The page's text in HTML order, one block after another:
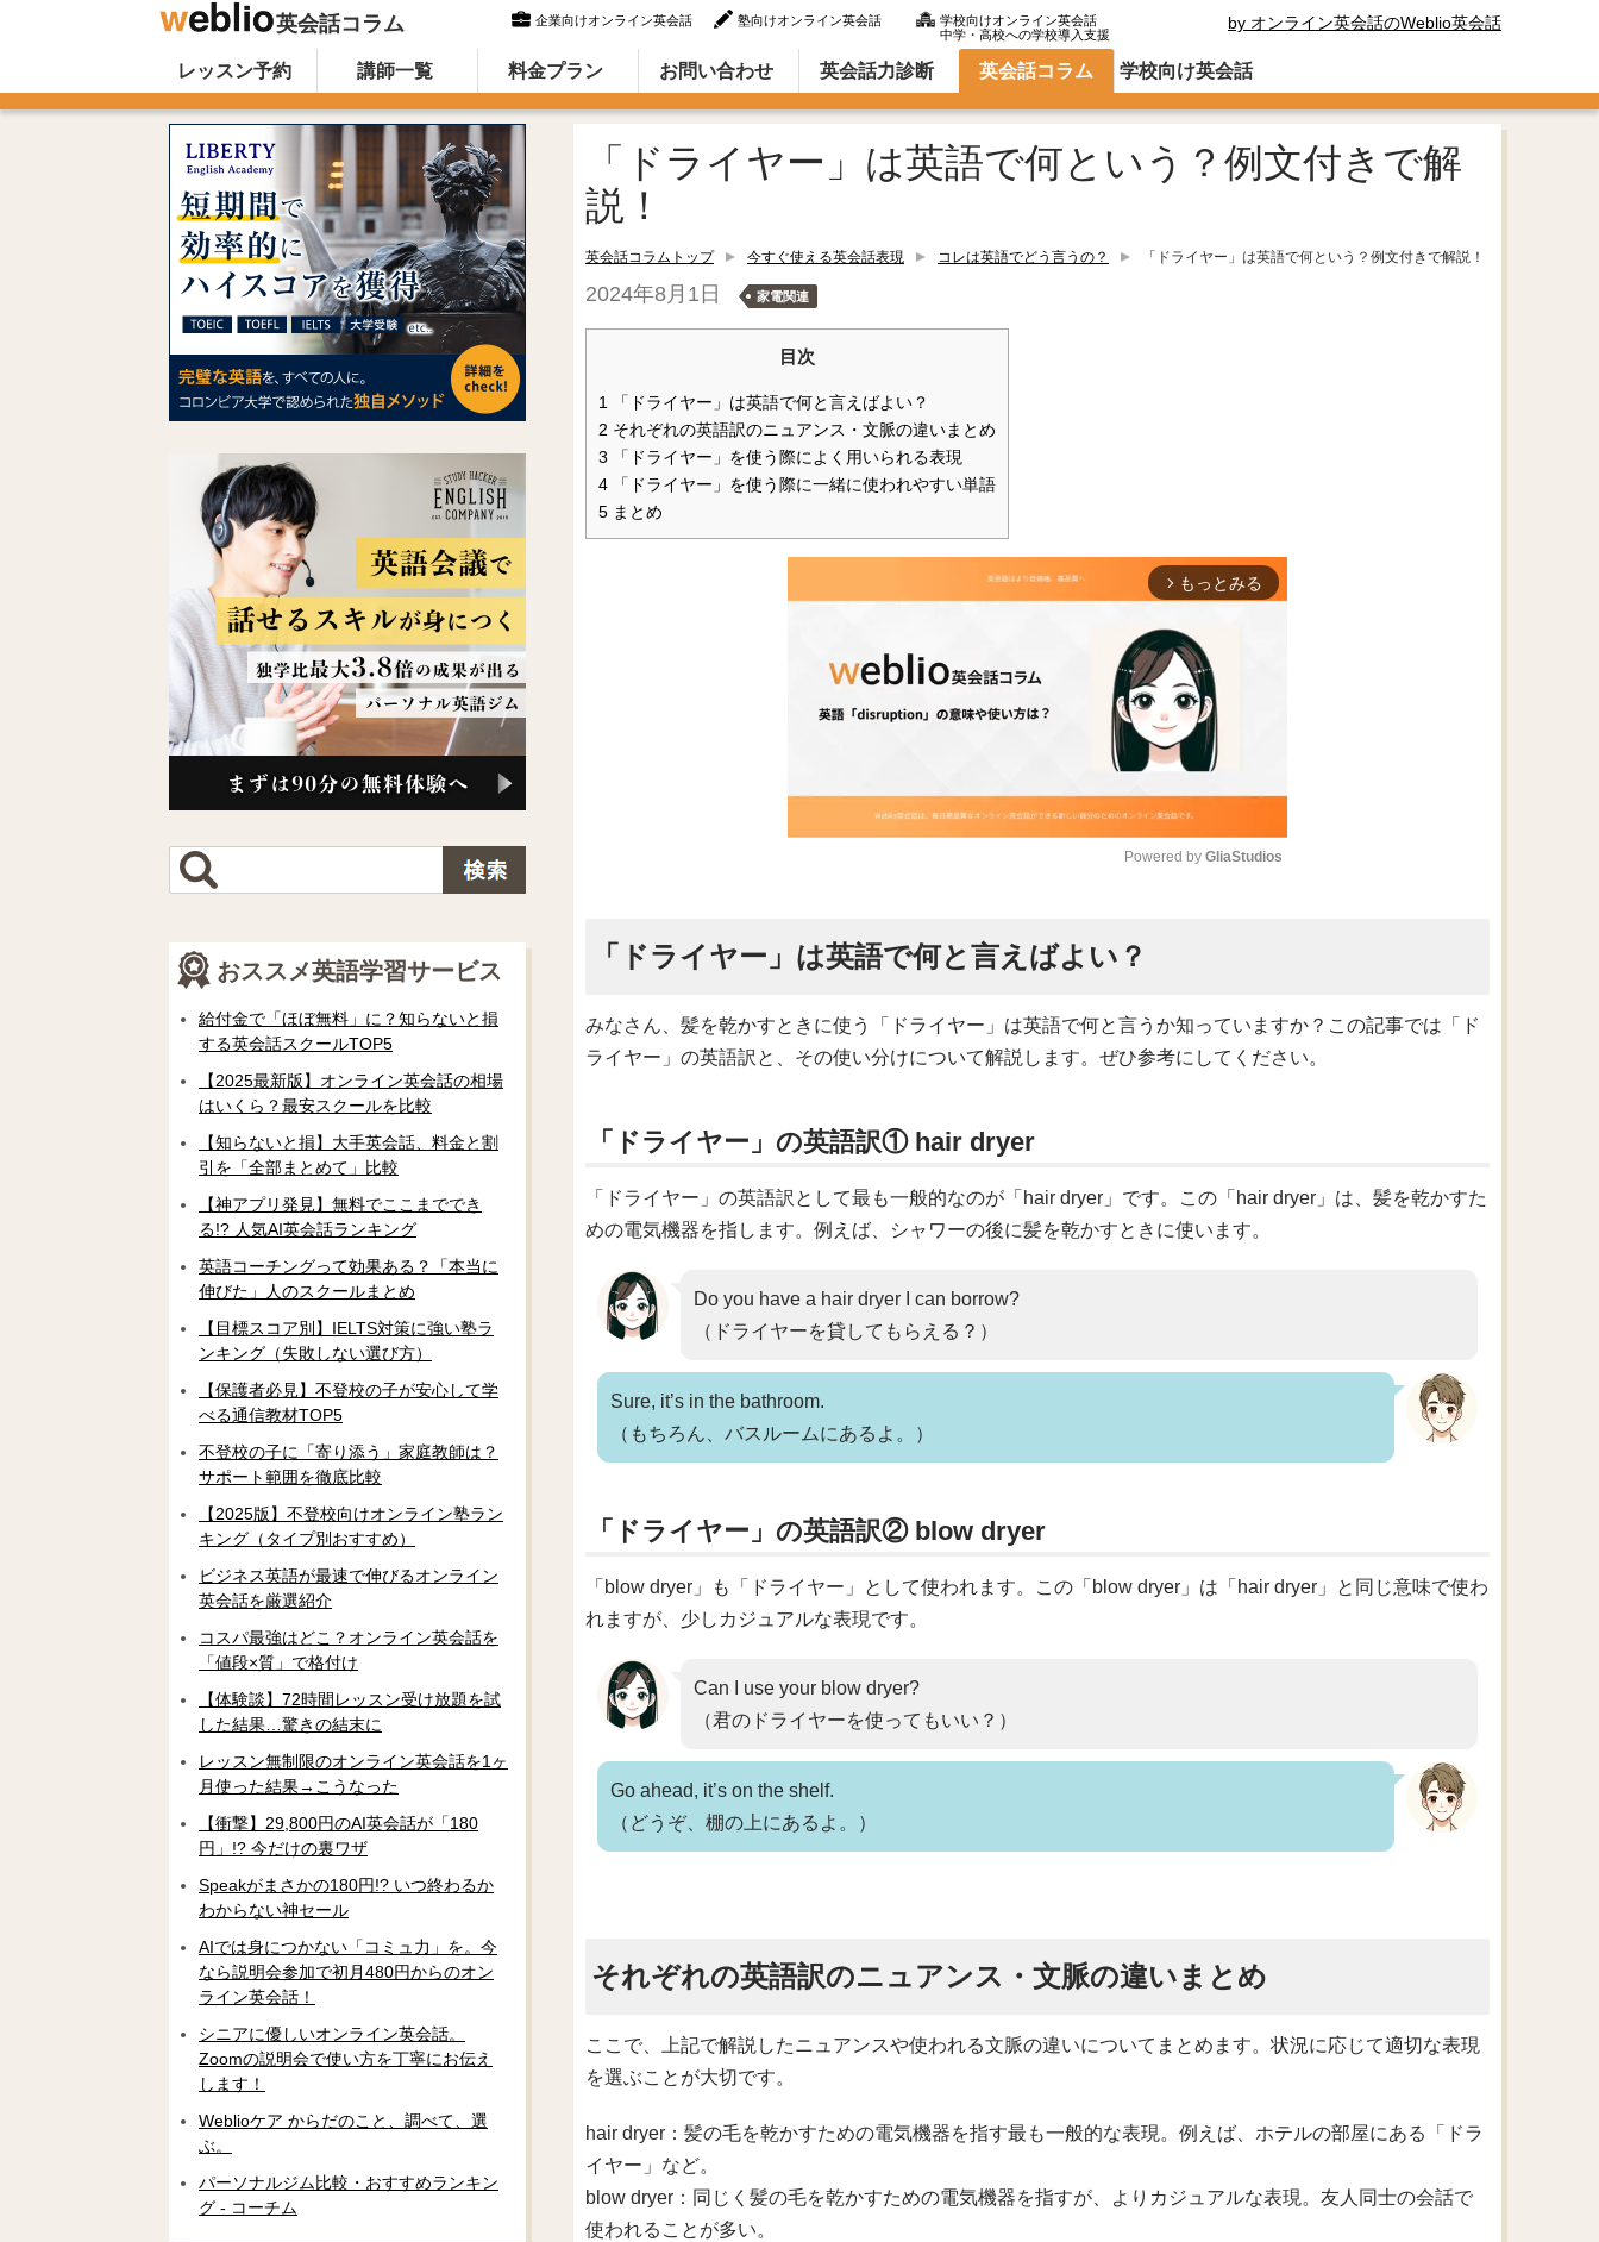
英会話コラム 企業向けオンライン英会話 塾向けオンライン英会話
学校向けオンライン英会話
中学・高校への学校導入支援
by オンライン英会話のWeblio英会話
オンライン英会話のWeblio英会話コラム（英語での言い方・英語表現）
Skip to content
レッスン予約 講師一覧 料金プラン お問い合わせ 英会話力診断 英会話コラム 学校向け英会話
「ドライヤー」は英語で何という？例文付きで解
説！
英会話コラムトップ 今すぐ使える英会話表現 コレは英語でどう言うの？ 「ドライヤー」は英語で何という？例文付きで解説！
2024年8月1日 家電関連
目次
1 「ドライヤー」は英語で何と言えばよい？
2 それぞれの英語訳のニュアンス・文脈の違いまとめ
3 「ドライヤー」を使う際によく用いられる表現
4 「ドライヤー」を使う際に一緒に使われやすい単語
5 まとめ
arrow_forward_ios もっとみる
e
Powered by GliaStudios
「ドライヤー」は英語で何と言えばよい？
みなさん、髪を乾かすときに使う「ドライヤー」は英語で何と言うか知っていますか？この記事では「ド
ライヤー」の英語訳と、その使い分けについて解説します。ぜひ参考にしてください。
「ドライヤー」の英語訳① hair dryer
「ドライヤー」の英語訳として最も一般的なのが「hair dryer」です。この「hair dryer」は、髪を乾かすた
めの電気機器を指します。例えば、シャワーの後に髪を乾かすときに使います。
Do you have a hair dryer I can borrow?
（ドライヤーを貸してもらえる？）
Sure, it’s in the bathroom.
（もちろん、バスルームにあるよ。）
「ドライヤー」の英語訳② blow dryer
「blow dryer」も「ドライヤー」として使われます。この「blow dryer」は「hair dryer」と同じ意味で使わ
れますが、少しカジュアルな表現です。
Can I use your blow dryer?
（君のドライヤーを使ってもいい？）
Go ahead, it’s on the shelf.
（どうぞ、棚の上にあるよ。）
それぞれの英語訳のニュアンス・文脈の違いまとめ
ここで、上記で解説したニュアンスや使われる文脈の違いについてまとめます。状況に応じて適切な表現
を選ぶことが大切です。
hair dryer：髪の毛を乾かすための電気機器を指す最も一般的な表現。例えば、ホテルの部屋にある「ドラ
イヤー」など。
blow dryer：同じく髪の毛を乾かすための電気機器を指すが、よりカジュアルな表現。友人同士の会話で
使われることが多い。
おススメ英語学習サービス
給付金で「ほぼ無料」に？知らないと損
する英会話スクールTOP5
【2025最新版】オンライン英会話の相場
はいくら？最安スクールを比較
【知らないと損】大手英会話、料金と割
引を「全部まとめて」比較
【神アプリ発見】無料でここまででき
る!? 人気AI英会話ランキング
英語コーチングって効果ある？「本当に
伸びた」人のスクールまとめ
【目標スコア別】IELTS対策に強い塾ラ
ンキング（失敗しない選び方）
【保護者必見】不登校の子が安心して学
べる通信教材TOP5
不登校の子に「寄り添う」家庭教師は？
サポート範囲を徹底比較
【2025版】不登校向けオンライン塾ラン
キング（タイプ別おすすめ）
ビジネス英語が最速で伸びるオンライン
英会話を厳選紹介
コスパ最強はどこ？オンライン英会話を
「値段×質」で格付け
【体験談】72時間レッスン受け放題を試
した結果…驚きの結末に
レッスン無制限のオンライン英会話を1ヶ
月使った結果→こうなった
【衝撃】29,800円のAI英会話が「180
円」!? 今だけの裏ワザ
Speakがまさかの180円!? いつ終わるか
わからない神セール
AIでは身につかない「コミュ力」を。今
なら説明会参加で初月480円からのオン
ライン英会話！
シニアに優しいオンライン英会話。
Zoomの説明会で使い方を丁寧にお伝え
します！
Weblioケア からだのこと、調べて、選
ぶ。
パーソナルジム比較・おすすめランキン
グ - コーチム